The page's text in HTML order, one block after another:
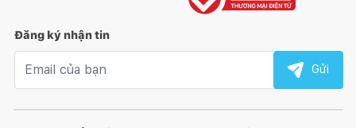
Đăng ký nhận tin
Gửi